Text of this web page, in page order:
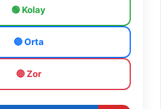
🟢 Kolay
🔵 Orta
🔴 Zor